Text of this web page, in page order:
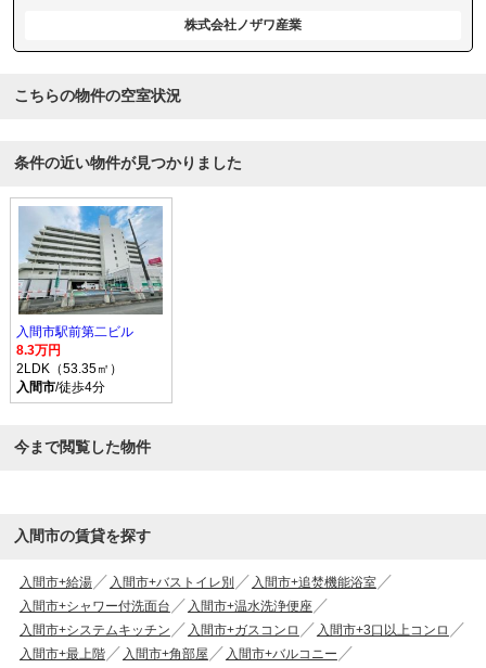
株式会社ノザワ産業
こちらの物件の空室状況
条件の近い物件が見つかりました
入間市駅前第二ビル
8.3万円
2LDK（53.35㎡）
入間市/徒歩4分
今まで閲覧した物件
入間市の賃貸を探す
入間市+給湯 入間市+バストイレ別
入間市+追焚機能浴室
入間市+シャワー付洗面台
入間市+温水洗浄便座
入間市+システムキッチン
入間市+ガスコンロ
入間市+3口以上コンロ
入間市+最上階
入間市+角部屋
入間市+バルコニー